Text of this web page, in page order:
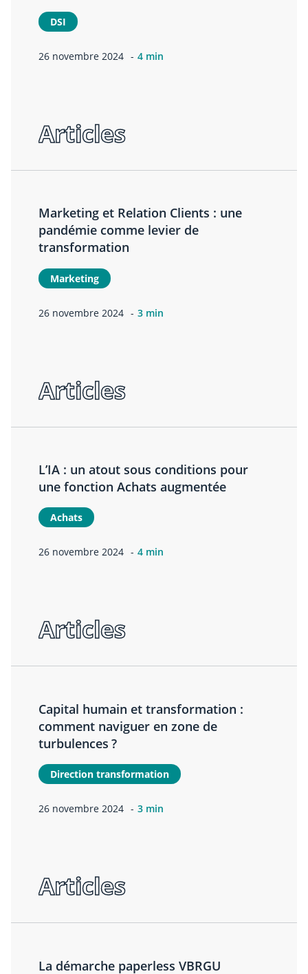
DSI
26 novembre 2024 4 min
Articles
Marketing et Relation Clients : une
pandémie comme levier de
transformation
Marketing
26 novembre 2024 3 min
Articles
L’IA : un atout sous conditions pour
une fonction Achats augmentée
Achats
26 novembre 2024 4 min
Articles
Capital humain et transformation :
comment naviguer en zone de
turbulences ?
Direction transformation
26 novembre 2024 3 min
Articles
La démarche paperless VBRGU